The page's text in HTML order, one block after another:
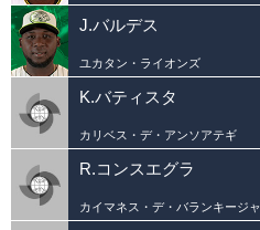
J.バルデス
ユカタン・ライオンズ
K.バティスタ
カリベス・デ・アンソアテギ
R.コンスエグラ
カイマネス・デ・バランキージャ